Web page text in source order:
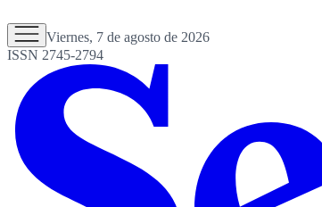
Viernes, 7 de agosto de 2026
ISSN 2745-2794